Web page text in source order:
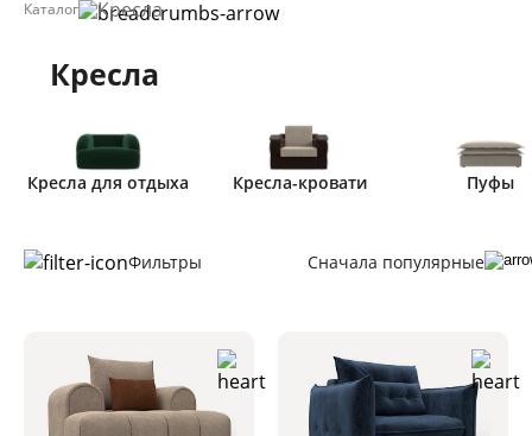
Каталог Кресла
Кресла
Кресла для отдыха Кресла-кровати Пуфы
Фильтры Сначала популярные